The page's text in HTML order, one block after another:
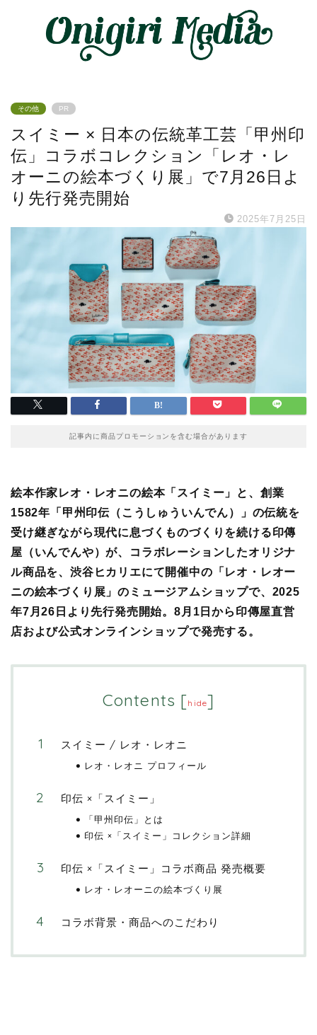
その他 PR
スイミー × 日本の伝統革工芸「甲州印
伝」コラボコレクション「レオ・レ
オーニの絵本づくり展」で7月26日よ
り先行発売開始
2025年7月25日
記事内に商品プロモーションを含む場合があります
絵本作家レオ・レオニの絵本「スイミー」と、創業
1582年「甲州印伝（こうしゅういんでん）」の伝統を
受け継ぎながら現代に息づくものづくりを続ける印傳
屋（いんでんや）が、コラボレーションしたオリジナ
ル商品を、渋谷ヒカリエにて開催中の「レオ・レオー
ニの絵本づくり展」のミュージアムショップで、2025
年7月26日より先行発売開始。8月1日から印傳屋直営
店および公式オンラインショップで発売する。
Contents [hide]
スイミー / レオ・レオニ
レオ・レオニ プロフィール
印伝 ×「スイミー」
「甲州印伝」とは
印伝 ×「スイミー」コレクション詳細
印伝 ×「スイミー」コラボ商品 発売概要
レオ・レオーニの絵本づくり展
コラボ背景・商品へのこだわり